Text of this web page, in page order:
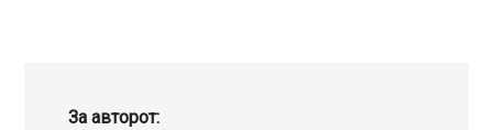
За авторот: